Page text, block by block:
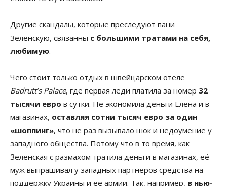
Другие скандалы, которые преследуют пани
Зеленскую, связанны с большими тратами на себя,
любимую.
Чего стоит только отдых в швейцарском отеле
Badrutt’s Palace, где первая леди платила за номер 32
тысячи евро в сутки. Не экономила деньги Елена и в
магазинах, оставляя сотни тысяч евро за один
«шоппинг», что не раз вызывало шок и недоумение у
западного общества. Потому что в то время, как
Зеленская с размахом тратила деньги в магазинах, её
муж выпрашивал у западных партнёров средства на
поддержку Украины и её армии. Так, например, в нью-